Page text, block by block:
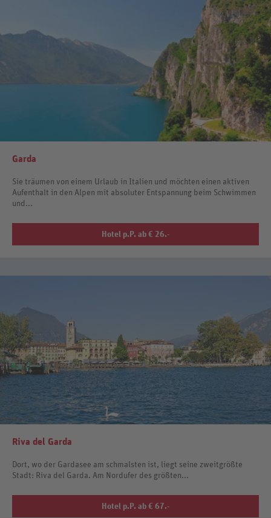
Garda
Sie träumen von einem Urlaub in Italien und möchten einen aktiven
Aufenthalt in den Alpen mit absoluter Entspannung beim Schwimmen
und...
Hotel p.P. ab € 26.-
Riva del Garda
Dort, wo der Gardasee am schmalsten ist, liegt seine zweitgrößte
Stadt: Riva del Garda. Am Nordufer des größten...
Hotel p.P. ab € 67.-